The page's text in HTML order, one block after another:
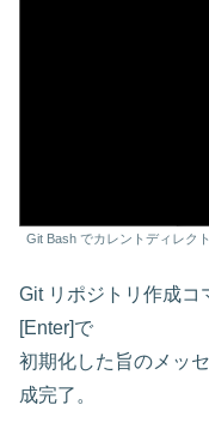
Git Bash でカレントディレク
Git リポジトリ作成コ
[Enter]で
初期化した旨のメッ
成完了。